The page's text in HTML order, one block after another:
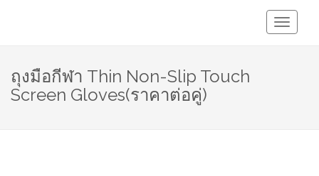
Toggle
ถุงมือกีฬา Thin Non-Slip Touch
Screen Gloves(ราคาต่อคู่)